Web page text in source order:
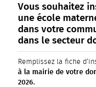
Vous souhaitez
une école
dans votre
dans le secteur
Remplissez la fiche
à la mairie de votre
2026.